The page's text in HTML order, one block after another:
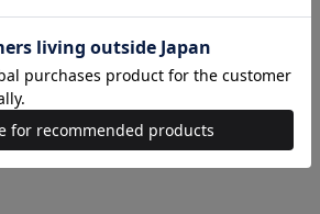
のぼる。著書に『マンガでわかる！ ほめ
行動科学を使ってできる人が育つ！ 教え
）、『「辞めさせない」マネジメント』
一流は「その時間」を作り出せるのか』
る。